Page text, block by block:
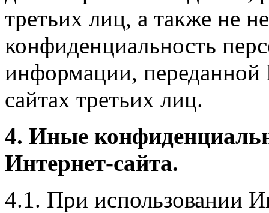
третьих лиц, а также не
конфиденциальность
информации, переданной
сайтах третьих лиц.
4. Иные
Интернет-сайта.
4.1. При использовании